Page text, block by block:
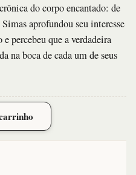
do corpo encantado: de
aprofundou seu interesse
percebeu que a verdadeira
na boca de cada um de seus